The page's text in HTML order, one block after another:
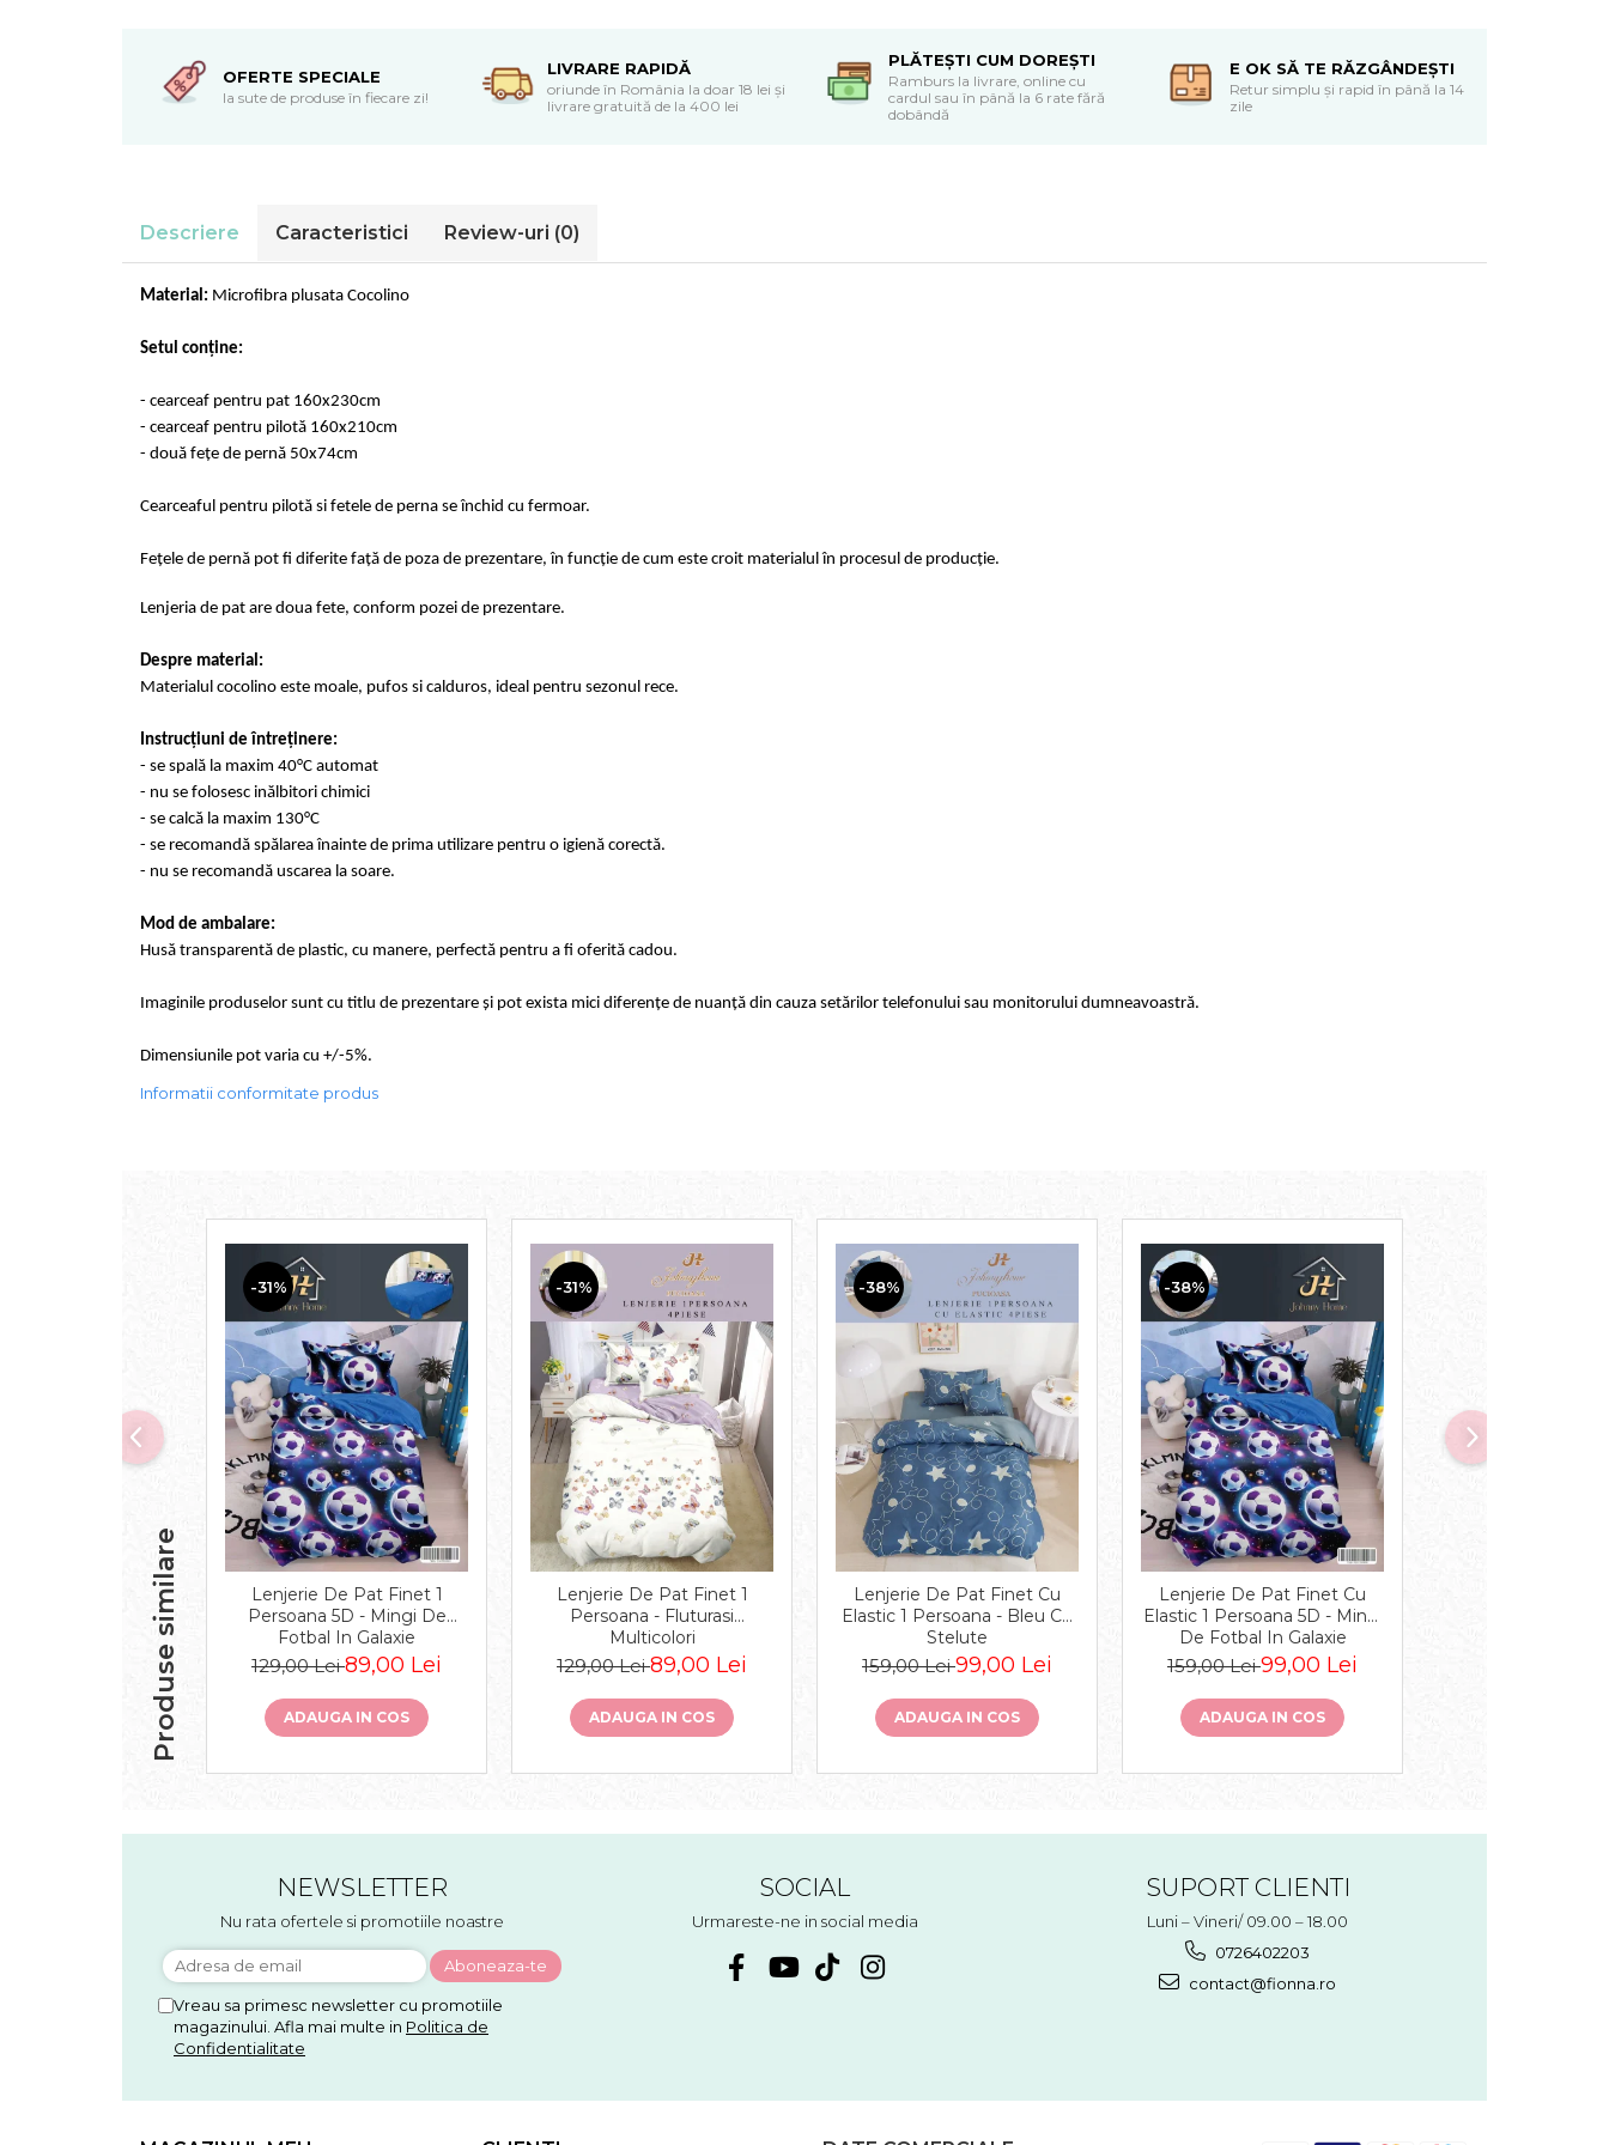
Bumbac 100%
Lenjerii Matase
Lenjerii pentru PASTE
Set Lenjerie + Draperii Pat Dublu
Huse Impermeabile 160x200cm
Huse Impermeabile 180x200cm
OFERTE SPECIALE
la sute de produse în fiecare zi!
LIVRARE RAPIDĂ
oriunde în România la doar 18 lei și
livrare gratuită de la 400 lei
PLĂTEȘTI CUM DOREȘTI
Ramburs la livrare, online cu
cardul sau în până la 6 rate fără
dobândă
E OK SĂ TE RĂZGÂNDEȘTI
Retur simplu și rapid în până la 14
zile
Descriere Caracteristici Review-uri (0)
Material: Microfibra plusata Cocolino
Setul conține:
- cearceaf pentru pat 160x230cm
- cearceaf pentru pilotă 160x210cm
- două fețe de pernă 50x74cm
Cearceaful pentru pilotă si fetele de perna se închid cu fermoar.
Fețele de pernă pot fi diferite față de poza de prezentare, în funcție de cum este croit materialul în procesul de producție.
Lenjeria de pat are doua fete, conform pozei de prezentare.
Despre material:
Materialul cocolino este moale, pufos si calduros, ideal pentru sezonul rece.
Instrucțiuni de întreținere:
- se spală la maxim 40°C automat
- nu se folosesc inălbitori chimici
- se calcă la maxim 130°C
- se recomandă spălarea înainte de prima utilizare pentru o igienă corectă.
- nu se recomandă uscarea la soare.
Mod de ambalare:
Husă transparentă de plastic, cu manere, perfectă pentru a fi oferită cadou.
Imaginile produselor sunt cu titlu de prezentare și pot exista mici diferențe de nuanță din cauza setărilor telefonului sau monitorului dumneavoastră.
Dimensiunile pot varia cu +/-5%.
Informatii conformitate produs
Produse similare
-31%
Lenjerie De Pat Finet 1
Persoana 5D - Mingi De
Fotbal In Galaxie
129,00 Lei89,00 Lei
ADAUGA IN COS
-31%
Lenjerie De Pat Finet 1
Persoana - Fluturasi
Multicolori
129,00 Lei89,00 Lei
ADAUGA IN COS
-38%
Lenjerie De Pat Finet Cu
Elastic 1 Persoana - Bleu Cu
Stelute
159,00 Lei99,00 Lei
ADAUGA IN COS
-38%
Lenjerie De Pat Finet Cu
Elastic 1 Persoana 5D - Mingi
De Fotbal In Galaxie
159,00 Lei99,00 Lei
ADAUGA IN COS
-38%
NEWSLETTER
Nu rata ofertele si promotiile noastre
Vreau sa primesc newsletter cu promotiile
magazinului. Afla mai multe in Politica de
Confidentialitate
SOCIAL
Urmareste-ne in social media
SUPORT CLIENTI
Luni – Vineri/ 09.00 – 18.00
0726402203
contact@fionna.ro